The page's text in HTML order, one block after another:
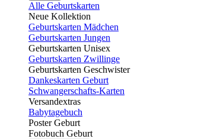
Alle Geburtskarten
Neue Kollektion
Geburtskarten Mädchen
Geburtskarten Jungen
Geburtskarten Unisex
Geburtskarten Zwillinge
Geburtskarten Geschwister
Dankeskarten Geburt
Schwangerschafts-Karten
Versandextras
Babytagebuch
Poster Geburt
Fotobuch Geburt